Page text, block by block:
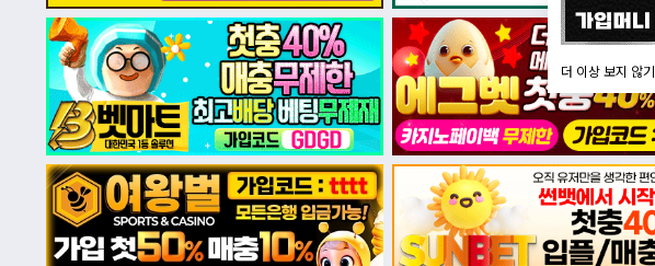
더 이상 보지 않기